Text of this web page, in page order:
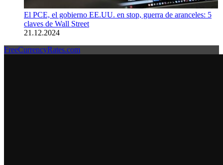
El PCE, el gobierno EE.UU. en stop, guerra de aranceles: 5
claves de Wall Street
21.12.2024
FreeCurrencyRates.com